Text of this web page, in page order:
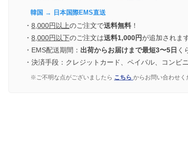
韓国 → 日本国際EMS直送
・ 8,000円以上のご注文で送料無料 ！
・ 8,000円以下のご注文は送料1,000円が追加されます
・EMS配送期間： 出荷からお届けまで最短3〜5日 く
・決済手段：クレジットカード、ペイパル、コンビ
※ご不明な点がございましたら こちら からお問い合わせく